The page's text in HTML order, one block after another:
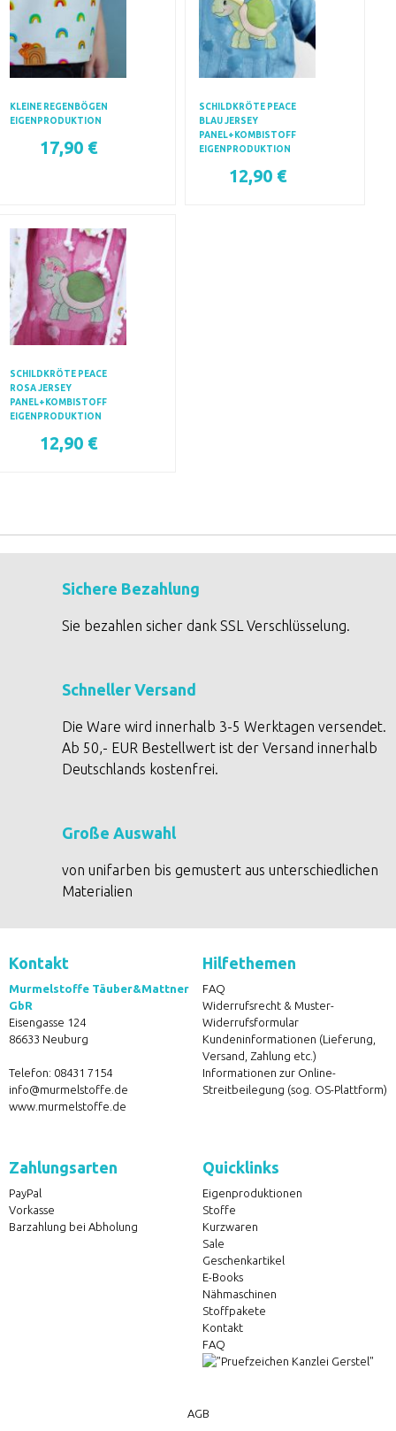
KLEINE REGENBÖGEN
EIGENPRODUKTION
17,90 €
SCHILDKRÖTE PEACE
BLAU JERSEY
PANEL+KOMBISTOFF
EIGENPRODUKTION
12,90 €
SCHILDKRÖTE PEACE
ROSA JERSEY
PANEL+KOMBISTOFF
EIGENPRODUKTION
12,90 €
Sichere Bezahlung
Sie bezahlen sicher dank SSL Verschlüsselung.
Schneller Versand
Die Ware wird innerhalb 3-5 Werktagen versendet.
Ab 50,- EUR Bestellwert ist der Versand innerhalb
Deutschlands kostenfrei.
Große Auswahl
von unifarben bis gemustert aus unterschiedlichen
Materialien
Kontakt
Murmelstoffe Täuber&Mattner
GbR
Eisengasse 124
86633 Neuburg
Telefon: 08431 7154
info@murmelstoffe.de
www.murmelstoffe.de
Hilfethemen
FAQ
Widerrufsrecht & Muster-
Widerrufsformular
Kundeninformationen (Lieferung,
Versand, Zahlung etc.)
Informationen zur Online-
Streitbeilegung (sog. OS-Plattform)
Zahlungsarten
PayPal
Vorkasse
Barzahlung bei Abholung
Quicklinks
Eigenproduktionen
Stoffe
Kurzwaren
Sale
Geschenkartikel
E-Books
Nähmaschinen
Stoffpakete
Kontakt
FAQ
AGB